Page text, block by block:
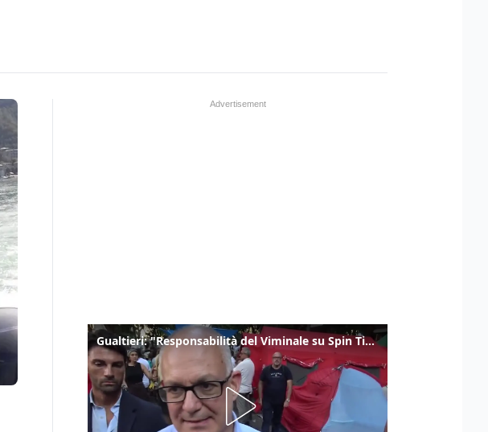
Gualtieri: "Responsabilità del Viminale su Spin Time? La posizione dei partiti è nota"